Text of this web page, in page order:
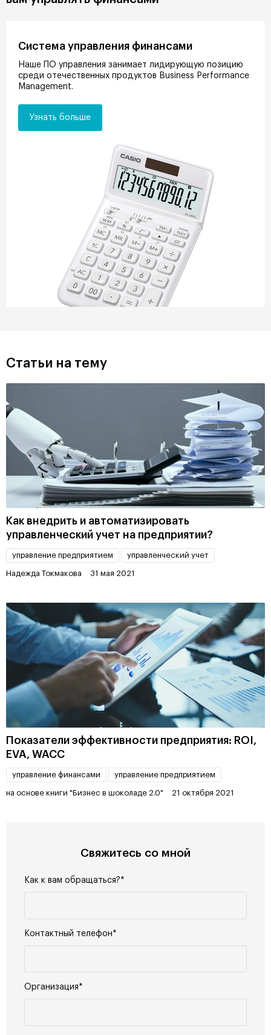
Система управления финансами
Наше ПО управления занимает лидирующую позицию
среди отечественных продуктов Business Performance
Management.
Узнать больше
Статьи на тему
Как внедрить и автоматизировать
управленческий учет на предприятии?
управление предприятием управленческий учет
Надежда Токмакова 31 мая 2021
Показатели эффективности предприятия: ROI,
EVA, WACC
управление финансами управление предприятием
на основе книги "Бизнес в шоколаде 2.0" 21 октября 2021
Свяжитесь со мной
Как к вам обращаться?*
Контактный телефон*
Организация*